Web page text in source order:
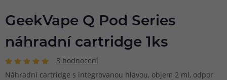
GeekVape Q Pod Series
náhradní cartridge 1ks
3 hodnocení
Náhradní cartridge s integrovanou hlavou, objem 2 ml, odpor